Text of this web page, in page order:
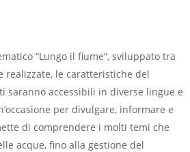
“Lungo il fiume”, sviluppato tra
le caratteristiche del
saranno accessibili in diverse lingue e
per divulgare, informare e
di comprendere i molti temi che
acque, fino alla gestione del